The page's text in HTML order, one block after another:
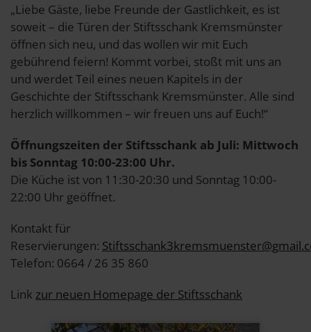
„Liebe Gäste, liebe Freunde der Gastlichkeit, es ist
soweit – die Türen der Stiftsschank Kremsmünster
öffnen sich neu, und das wollen wir mit Euch
gebührend feiern! Kommt vorbei, stoßt mit uns an
und werdet Teil eines neuen Kapitels in der
Geschichte der Stiftsschank Kremsmünster. Alle sind
herzlich willkommen – wir freuen uns auf Euch!“
Öffnungszeiten der Stiftsschank ab Juli: Mittwoch
bis Sonntag 10:00-23:00 Uhr.
Die Küche ist von 11:30-20:30 und Sonntag 10:00-
22:00 Uhr geöffnet.
Kontakt für
Reservierungen:
Telefon: 0664 / 26 35 860
Link zur neuen Homepage der Stiftsschank